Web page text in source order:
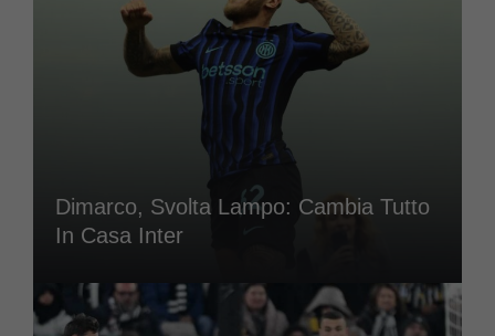
Dimarco, Svolta Lampo: Cambia Tutto
In Casa Inter